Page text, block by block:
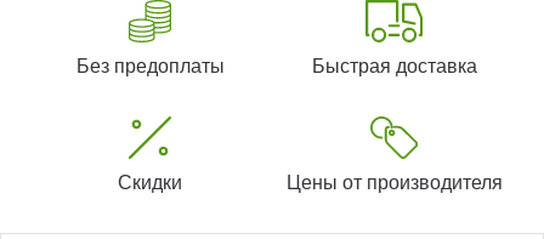
Без предоплаты Быстрая доставка
Скидки Цены от производителя